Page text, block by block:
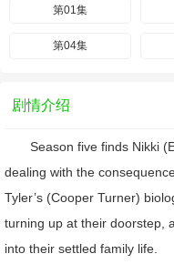
第01集
第04集
剧情介绍
Season five finds Nikki
dealing with the
Tyler’s (Cooper Turner)
turning up at their doorstep,
into their settled family life.